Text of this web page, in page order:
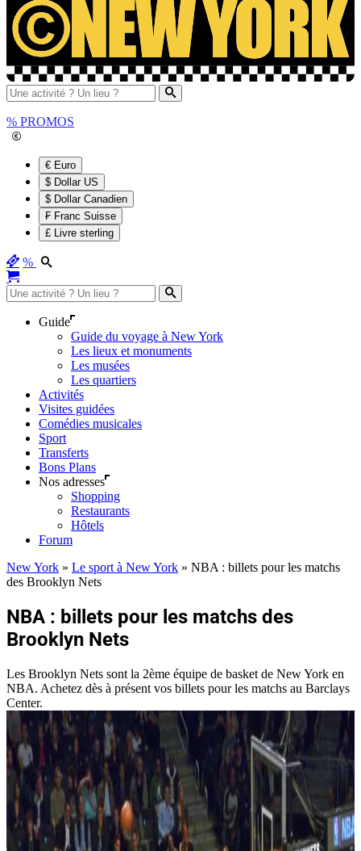
% PROMOS
€ Euro
$ Dollar US
$ Dollar Canadien
₣ Franc Suisse
£ Livre sterling
%
Guide
Guide du voyage à New York
Les lieux et monuments
Les musées
Les quartiers
Activités
Visites guidées
Comédies musicales
Sport
Transferts
Bons Plans
Nos adresses
Shopping
Restaurants
Hôtels
Forum
New York » Le sport à New York » NBA : billets pour les matchs
des Brooklyn Nets
NBA : billets pour les matchs des
Brooklyn Nets
Les Brooklyn Nets sont la 2ème équipe de basket de New York en
NBA. Achetez dès à présent vos billets pour les matchs au Barclays
Center.